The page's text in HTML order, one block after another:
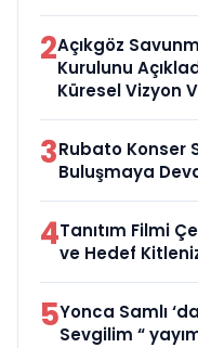
2Açıkgöz
Kurulunu
Küresel Vizyon
3Rubato Konser
Buluşmaya
4Tanıtım Filmi
ve Hedef
5Yonca Samlı
Sevgilim “